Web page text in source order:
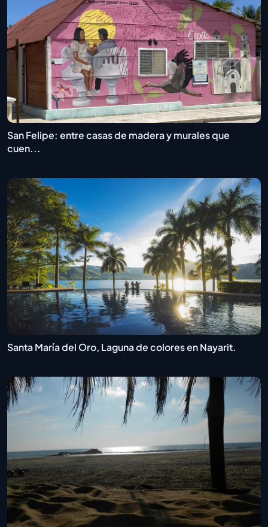
San Felipe: entre casas de madera y murales que
cuen...
Santa María del Oro, Laguna de colores en Nayarit.